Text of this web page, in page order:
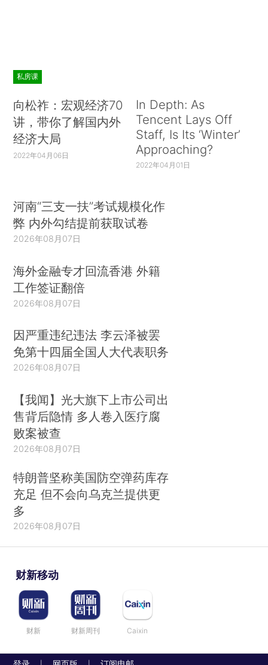
私房课
向松祚：宏观经济70
讲，带你了解国内外
经济大局
2022年04月06日
In Depth: As
Tencent Lays Off
Staff, Is Its ‘Winter’
Approaching?
2022年04月01日
河南“三支一扶”考试规模化作
弊 内外勾结提前获取试卷
2026年08月07日
海外金融专才回流香港 外籍
工作签证翻倍
2026年08月07日
因严重违纪违法 李云泽被罢
免第十四届全国人大代表职务
2026年08月07日
【我闻】光大旗下上市公司出
售背后隐情 多人卷入医疗腐
败案被查
2026年08月07日
特朗普坚称美国防空弹药库存
充足 但不会向乌克兰提供更
多
2026年08月07日
财新移动
财新 财新周刊 Caixin